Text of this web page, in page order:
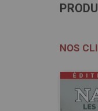
NOS